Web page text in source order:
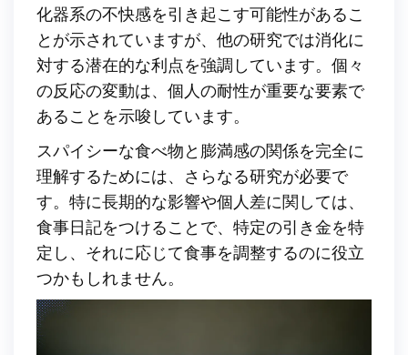
化器系の不快感を引き起こす可能性があるこ
とが示されていますが、他の研究では消化に
対する潜在的な利点を強調しています。個々
の反応の変動は、個人の耐性が重要な要素で
あることを示唆しています。
スパイシーな食べ物と膨満感の関係を完全に
理解するためには、さらなる研究が必要で
す。特に長期的な影響や個人差に関しては、
食事日記をつけることで、特定の引き金を特
定し、それに応じて食事を調整するのに役立
つかもしれません。